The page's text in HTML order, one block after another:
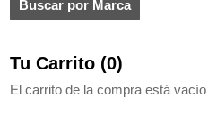
Tu Carrito (0)
El carrito de la compra está vacío